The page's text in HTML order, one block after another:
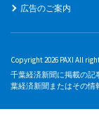
広告のご案内
Copyright 2026 PAXI All
千葉経済新聞に掲載の記
葉経済新聞またはその情